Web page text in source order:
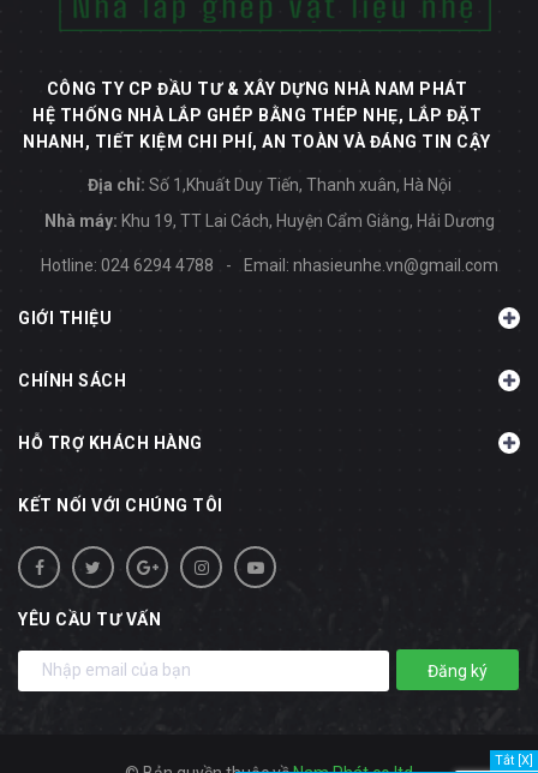
CÔNG TY CP ĐẦU TƯ & XÂY DỰNG NHÀ NAM PHÁT
HỆ THỐNG NHÀ LẮP GHÉP BẰNG THÉP NHẸ, LẮP ĐẶT
NHANH, TIẾT KIỆM CHI PHÍ, AN TOÀN VÀ ĐÁNG TIN CẬY
Địa chỉ: Số 1,Khuất Duy Tiến, Thanh xuân, Hà Nội
Nhà máy: Khu 19, TT Lai Cách, Huyện Cẩm Giằng, Hải Dương
Hotline: 024 6294 4788 - Email: nhasieunhe.vn@gmail.com
GIỚI THIỆU
CHÍNH SÁCH
HỖ TRỢ KHÁCH HÀNG
KẾT NỐI VỚI CHÚNG TÔI
YÊU CẦU TƯ VẤN
Đăng ký
Tắt [X]